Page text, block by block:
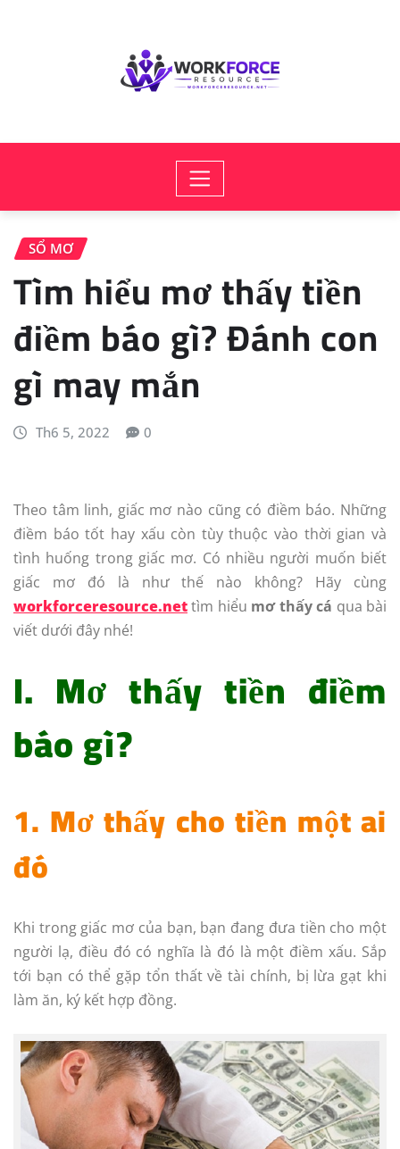
SỔ MƠ
Tìm hiểu mơ thấy tiền
điềm báo gì? Đánh con
gì may mắn
Th6 5, 2022 0
Theo tâm linh, giấc mơ nào cũng có điềm báo. Những
điềm báo tốt hay xấu còn tùy thuộc vào thời gian và
tình huống trong giấc mơ. Có nhiều người muốn biết
giấc mơ đó là như thế nào không? Hãy cùng
workforceresource.nettìm hiểu mơ thấy cá qua bài
viết dưới đây nhé!
I. Mơ thấy tiền điềm
báo gì?
1. Mơ thấy cho tiền một ai
đó
Khi trong giấc mơ của bạn, bạn đang đưa tiền cho một
người lạ, điều đó có nghĩa là đó là một điềm xấu. Sắp
tới bạn có thể gặp tổn thất về tài chính, bị lừa gạt khi
làm ăn, ký kết hợp đồng.